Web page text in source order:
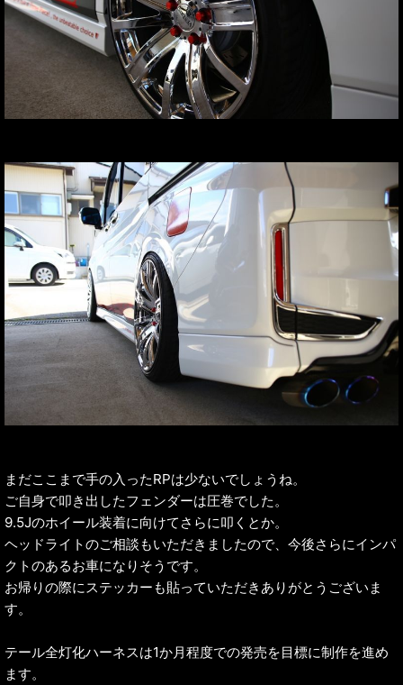
まだここまで手の入ったRPは少ないでしょうね。
ご自身で叩き出したフェンダーは圧巻でした。
9.5Jのホイール装着に向けてさらに叩くとか。
ヘッドライトのご相談もいただきましたので、今後さらにインパ
クトのあるお車になりそうです。
お帰りの際にステッカーも貼っていただきありがとうございま
す。
テール全灯化ハーネスは1か月程度での発売を目標に制作を進め
ます。